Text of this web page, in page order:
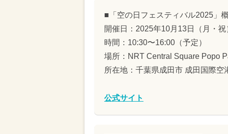
■「空の日フェスティバル2025」
開催日：2025年10月13日（月・祝
時間：10:30〜16:00（予定）
場所：NRT Central Square Popo
所在地：千葉県成田市 成田国際空
公式サイト